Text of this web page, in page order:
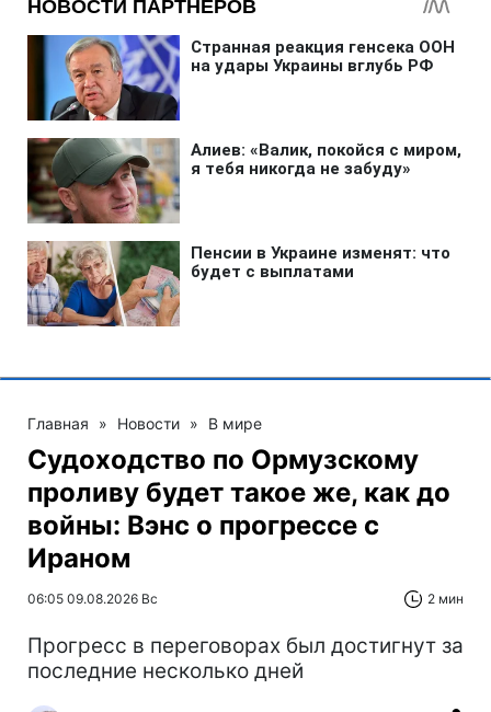
Главная » Новости » В мире
Судоходство по Ормузскому
проливу будет такое же, как до
войны: Вэнс о прогрессе с
Ираном
06:05 09.08.2026 Вс 2 мин
Прогресс в переговорах был достигнут за
последние несколько дней